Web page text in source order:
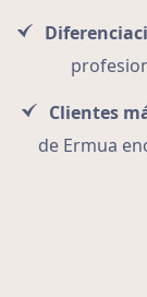
Clientes
de Ermua